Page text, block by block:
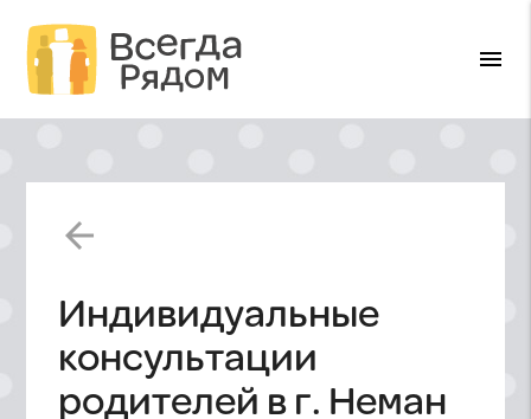
menu
arrow_back
Индивидуальные
консультации
родителей в г. Неман